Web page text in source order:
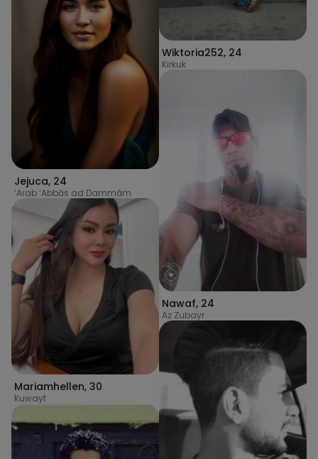
Jejuca, 24
‘Arab ‘Abbās ad Dammām
Mariamhellen, 30
Kuwayt
Wiktoria252, 24
Kirkuk
Nawaf, 24
Az Zubayr